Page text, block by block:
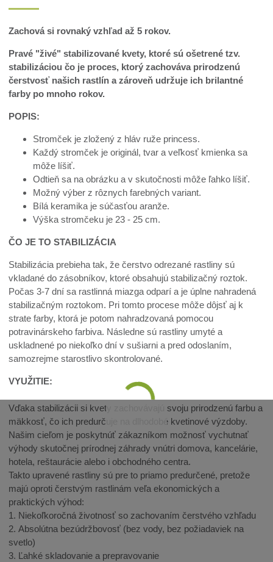
Zachová si rovnaký vzhľad až 5 rokov.
Pravé "živé" stabilizované kvety, ktoré sú ošetrené tzv.
stabilizáciou čo je proces, ktorý zachováva prirodzenú
čerstvosť našich rastlín a zároveň udržuje ich brilantné
farby po mnoho rokov.
POPIS:
Stromček je zložený z hláv ruže princess.
Každý stromček je originál, tvar a veľkosť kmienka sa
môže líšiť.
Odtieň sa na obrázku a v skutočnosti môže ľahko líšiť.
Možný výber z rôznych farebných variant.
Bílá keramika je súčasťou aranže.
Výška stromčeku je 23 - 25 cm.
ČO JE TO STABILIZÁCIA
Stabilizácia prebieha tak, že čerstvo odrezané rastliny sú
vkladané do zásobníkov, ktoré obsahujú stabilizačný roztok.
Počas 3-7 dní sa rastlinná miazga odparí a je úplne nahradená
stabilizačným roztokom. Pri tomto procese môže dôjsť aj k
strate farby, ktorá je potom nahradzovaná pomocou
potravinárskeho farbiva. Následne sú rastliny umyté a
uskladnené po niekoľko dní v sušiarni a pred odoslaním,
samozrejme starostlivo skontrolované.
VYUŽITIE:
Vďaka stabilizácii si kvety zachovávajú svoju prirodzenú farbu a
mäkkosť, čo ich predurčuje na dlhodobé kvetinové výzdoby.
Našim cieľom je poskytnúť zákazníkom možnosť vychutnať
výhody skutočnej prírodnej záhrady vnútri domova, kancelárie,
hotela, reštaurácie alebo i obchodného centra.
Takto upravené rastliny sú pre to priamo predurčené, pretože
majú oproti čerstvým rastlinám veľa ekonomických a
praktických výhod:
1. Niekoľkoročná životnosť so zachovaním čerstvého vzhľadu
2. Absolútna bezúdržbovosť (bez vody, bez požiadaviek na
svetlo)
3. Ľahké skladovanie a prepravovanie